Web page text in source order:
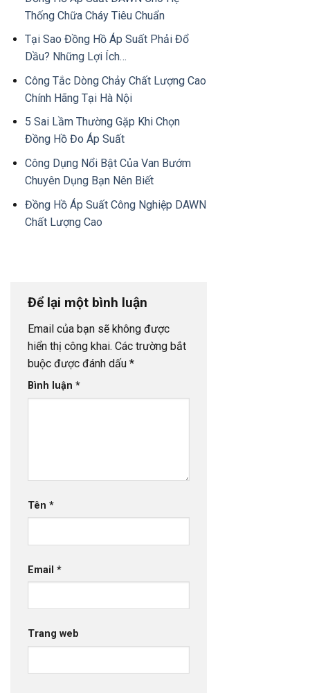
Thống Chữa Cháy Tiêu Chuẩn
Tại Sao Đồng Hồ Áp Suất Phải Đổ
Dầu? Những Lợi Ích…
Công Tắc Dòng Chảy Chất Lượng Cao
Chính Hãng Tại Hà Nội
5 Sai Lầm Thường Gặp Khi Chọn
Đồng Hồ Đo Áp Suất
Công Dụng Nổi Bật Của Van Bướm
Chuyên Dụng Bạn Nên Biết
Đồng Hồ Áp Suất Công Nghiệp DAWN
Chất Lượng Cao
Để lại một bình luận
Email của bạn sẽ không được
hiển thị công khai. Các trường bắt
buộc được đánh dấu *
Bình luận *
Tên *
Email *
Trang web